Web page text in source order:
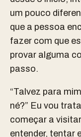
um pouco
que a pessoa
fazer com que
provar alguma
passo.
“Talvez para
né?” Eu vou
começar a
entender, tentar